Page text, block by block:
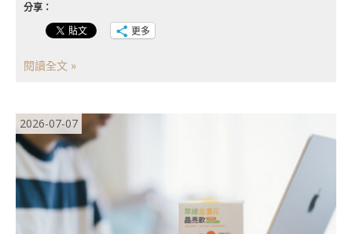
分享：
更多
閱讀全文 »
2026-07-07